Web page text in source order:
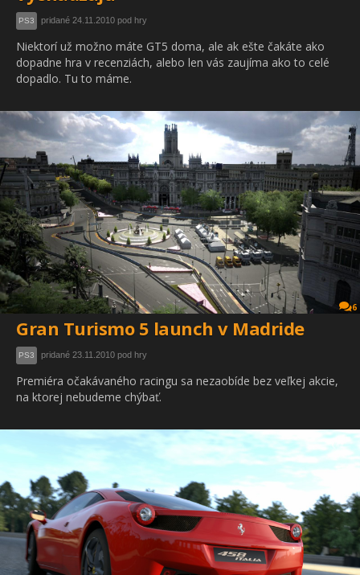
PS3 pridané 24.11.2010 pod hry
Niektorí už možno máte GT5 doma, ale ak ešte čakáte ako
dopadne hra v recenziách, alebo len vás zaujíma ako to celé
dopadlo. Tu to máme.
6
Gran Turismo 5 launch v Madride
PS3 pridané 23.11.2010 pod hry
Premiéra očakávaného racingu sa nezaobíde bez veľkej akcie,
na ktorej nebudeme chýbať.